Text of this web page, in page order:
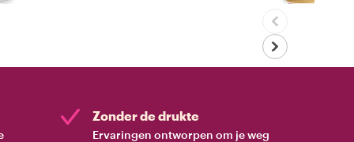
Zonder de drukte
Ervaringen ontworpen om je weg